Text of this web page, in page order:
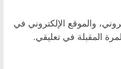
والموقع الإلكتروني في
المقبلة في تعليقي.